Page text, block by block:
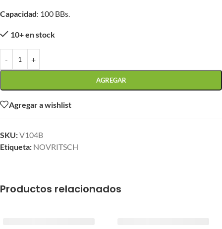
Capacidad: 100 BBs.
10+ en stock
- +
AGREGAR
Agregar a wishlist
SKU:V104B
Etiqueta: NOVRITSCH
Productos relacionados